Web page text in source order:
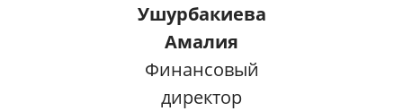
Ушурбакиева
Амалия
Финансовый
директор